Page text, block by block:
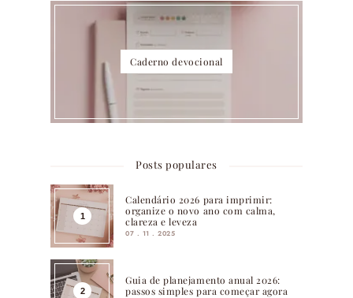
Caderno devocional
Posts populares
Calendário 2026 para imprimir:
organize o novo ano com calma,
clareza e leveza
07 . 11 . 2025
Guia de planejamento anual 2026:
passos simples para começar agora